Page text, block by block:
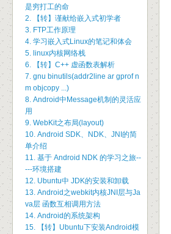
是穷打工的命
2. 【转】谨献给嵌入式初学者
3. FTP工作原理
4. 学习嵌入式Linux的笔记和体会
5. linux内核网络栈
6. 【转】C++ 虚函数表解析
7. gnu binutils(addr2line ar gprof n
m objcopy ...)
8. Android中Message机制的灵活应
用
9. WebKit之布局(layout)
10. Android SDK、NDK、JNI的简
单介绍
11. 基于 Android NDK 的学习之旅--
---环境搭建
12. Ubuntu中 JDK的安装和卸载
13. Android之webkit内核JNI层与Ja
va层 函数互相调用方法
14. Android的系统架构
15. 【转】Ubuntu下安装Android模